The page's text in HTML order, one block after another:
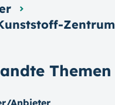
Themen
Zentrum